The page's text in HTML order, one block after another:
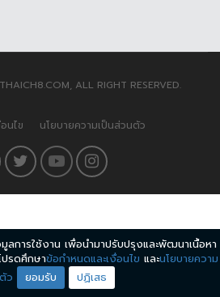
ALL RIGHT RESERVED.
นไข นโยบายความเป็นส่วนตัว
ลการใช้งาน เพื่อนำมาปรับปรุงและพัฒนาเนื้อหา
รดศึกษาข้อกำหนดและเงื่อนไข และนโยบายความ
ว
ยอมรับ ปฏิเสธ